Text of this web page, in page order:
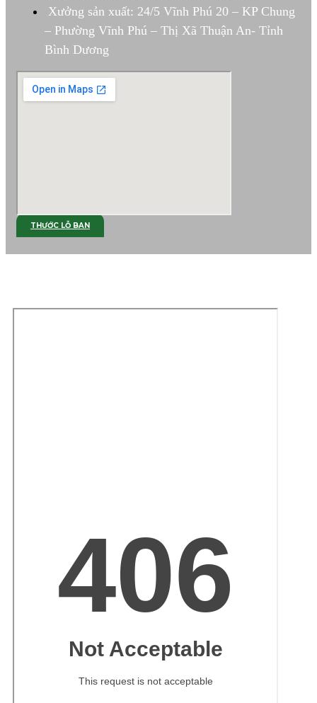
Xưởng sản xuất: 24/5 Vĩnh Phú 20 – KP Chung
– Phường Vĩnh Phú – Thị Xã Thuận An- Tỉnh
Bình Dương
THƯỚC LỖ BAN